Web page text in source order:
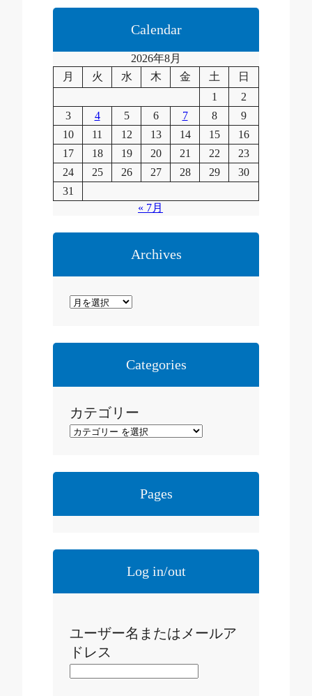
c
Calendar
2026年8月
月
火 水 木 金 土
日
1
2
3
4 5 6 7 8
9
10
11 12 13 14 15
16
17
18 19 20 21 22
23
24
25 26 27 28 29
30
31
« 7月
Archives
ア
カ
Categories
カテゴリー
Pages
Log in/out
ユーザー名またはメールア
ドレス